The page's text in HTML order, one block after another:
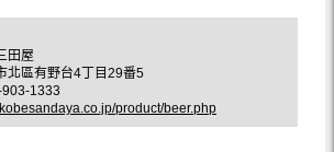
田屋
北區有野台4丁目29番5
1333
product/beer.php